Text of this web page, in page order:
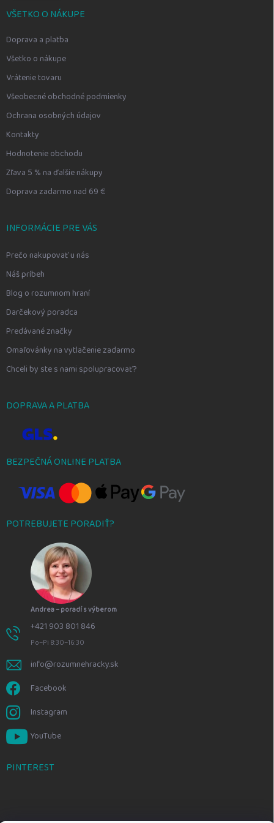
VŠETKO O NÁKUPE
Doprava a platba
Všetko o nákupe
Vrátenie tovaru
Všeobecné obchodné podmienky
Ochrana osobných údajov
Kontakty
Hodnotenie obchodu
Zľava 5 % na ďalšie nákupy
Doprava zadarmo nad 69 €
INFORMÁCIE PRE VÁS
Prečo nakupovať u nás
Náš príbeh
Blog o rozumnom hraní
Darčekový poradca
Predávané značky
Omaľovánky na vytlačenie zadarmo
Chceli by ste s nami spolupracovať?
DOPRAVA A PLATBA
BEZPEČNÁ ONLINE PLATBA
POTREBUJETE PORADIŤ?
Andrea – poradí s výberom
+421 903 801 846
Po–Pi 8:30–16:30
info@rozumnehracky.sk
Facebook
Instagram
YouTube
PINTEREST